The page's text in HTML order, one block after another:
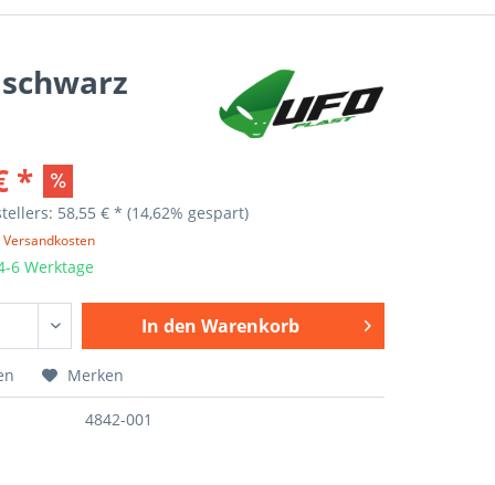
*
58,55 € *(14,62% gespart)
Versandkosten
6 Werktage
In den Warenkorb
Merken
4842-001